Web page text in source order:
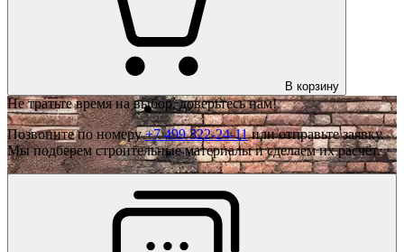
В корзину
Не тратьте время на выбор, доверьтесь нам!
Позвоните по номеру+7 499 322-24-11или отправьте заявку.
Мы подберем строительные материалы и сделаем их расчёт.